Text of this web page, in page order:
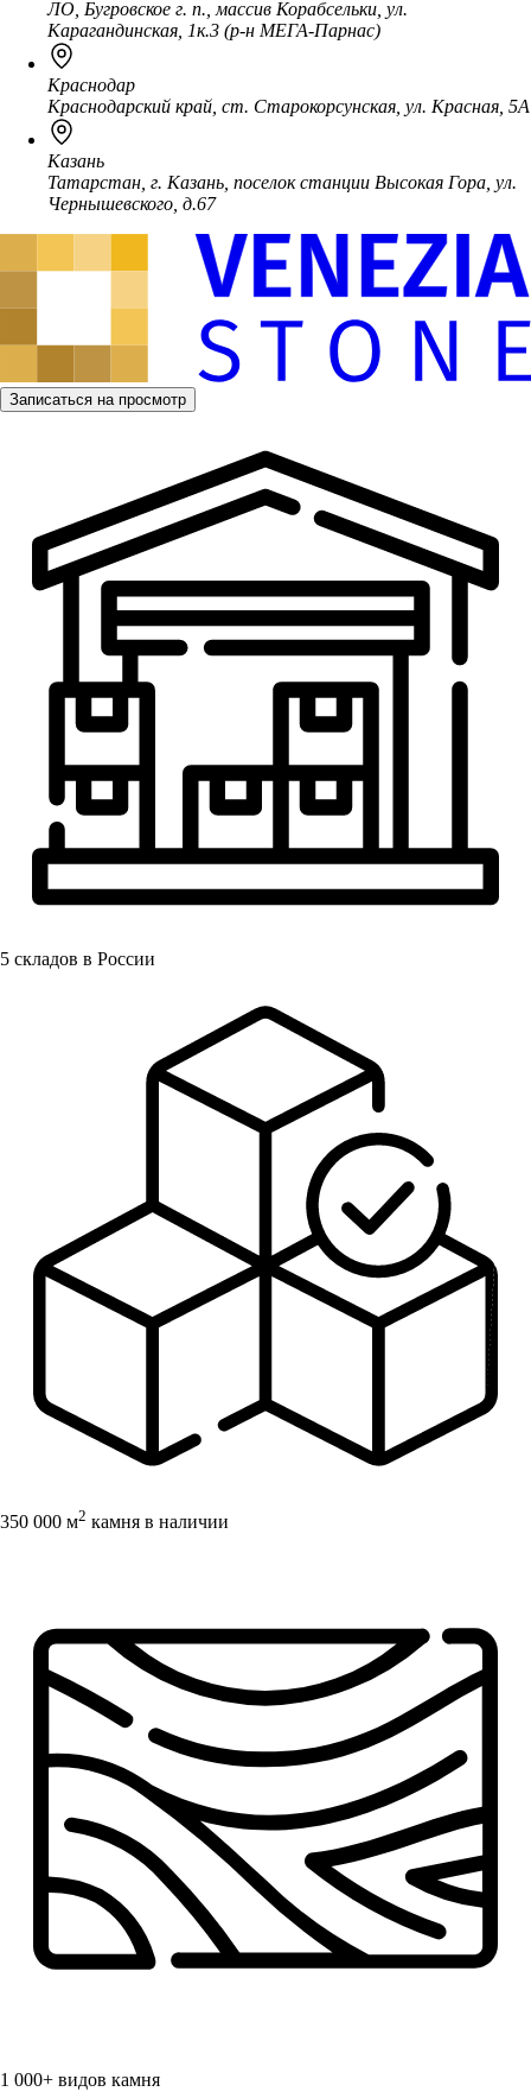
ЛО, Бугровское г. п., массив Корабсельки, ул.
Карагандинская, 1к.3 (р-н МЕГА-Парнас)
Краснодар
Краснодарский край, ст. Старокорсунская, ул. Красная, 5А
Казань
Татарстан, г. Казань, поселок станции Высокая Гора, ул.
Чернышевского, д.67
Записаться на просмотр
5 складов в России
350 000 м2 камня в наличии
1 000+ видов камня